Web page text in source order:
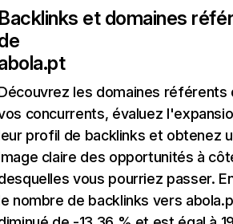
Backlinks et domaines
les domaines référents
concurrents, évaluez
profil de backlinks et obtenez
claire des opportunités à
vous pourriez passer.
nombre de backlinks vers